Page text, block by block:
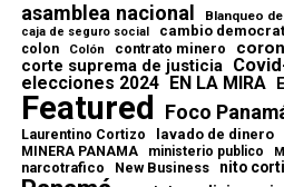
asamblea nacional Blanqueo
caja de seguro social cambio
colon Colón contrato minero
corte suprema de justicia
elecciones 2024 EN LA MIRA
Featured Foco
Laurentino Cortizo lavado de dinero
MINERA PANAMA ministerio publico
narcotrafico New Business nito